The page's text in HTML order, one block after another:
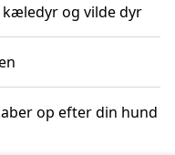
og vilde dyr
op efter din hund